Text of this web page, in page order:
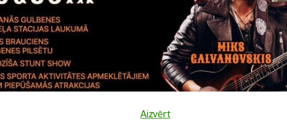
Aizvērt
01.04.2024. Starptautiskais matemātikas konkurss “PANGEA 2024”